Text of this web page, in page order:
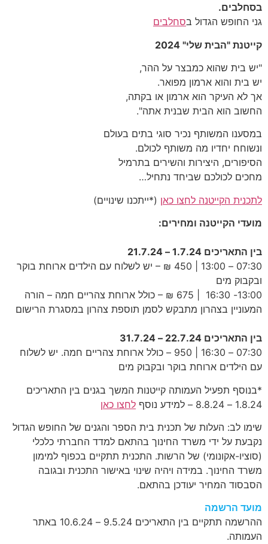
בסחלבים.
גני החופש הגדול בסחלבים
קייטנת "הבית שלי" 2024
"יש בית שהוא כמבצר על ההר,
יש בית והוא ארמון מפואר.
אך לא העיקר הוא ארמון או בקתה,
החשוב הוא הבית שבנית אתה".
במסענו המשותף נכיר סוגי בתים בעולם
ונשוחח יחדיו מה משותף לכולם.
הסיפורים, היצירות והשירים בתרמיל
מחכים לכולכם שביחד נתחיל…
לתכנית הקייטנה לחצו כאן (*ייתכנו שינויים)
מועדי הקייטנה ומחירים:
בין התאריכים 1.7.24 – 21.7.24
07:30 – 13:00 | 450 ₪ – יש לשלוח עם הילדים ארוחת בוקר
ובקבוק מים
13:00- 16:30 | 675 ₪ – כולל ארוחת צהריים חמה – הורה
המעוניין בצהרון מתבקש לסמן תוספת צהרון במסגרת הרישום
בין התאריכים 22.7.24 – 31.7.24
07:30 – 16:30 | 950 – כולל ארוחת צהריים חמה. יש לשלוח
עם הילדים ארוחת בוקר ובקבוק מים
*בנוסף תפעיל העמותה קייטנות המשך בגנים בין התאריכים
1.8.24 – 8.8.24 – למידע נוסף
לחצו כאן
שימו לב: העלות של תכנית בית הספר והגנים של החופש הגדול
נקבעת על ידי משרד החינוך בהתאם למדד החברתי כלכלי
(סוציו-אקונומי) של הרשות. התכנית תתקיים בכפוף למימון
משרד החינוך. במידה ויהיה שינוי באישור התכנית ובגובה
הסבסוד המחיר יעודכן בהתאם.
מועד הרשמה
ההרשמה תתקיים בין התאריכים 9.5.24 – 10.6.24 באתר
העמותה.